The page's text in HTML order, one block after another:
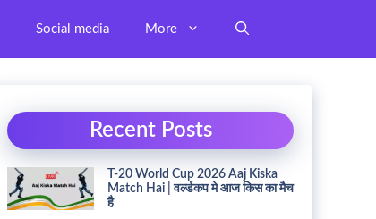
Social media More
Recent Posts
T-20 World Cup 2026 Aaj Kiska
Match Hai | वर्ल्डकप मे आज किस का मैच
है